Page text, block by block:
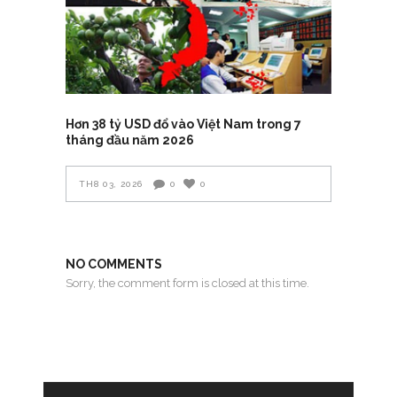
Hơn 38 tỷ USD đổ vào Việt Nam trong 7
tháng đầu năm 2026
TH8 03, 2026 0 0
NO COMMENTS
Sorry, the comment form is closed at this time.